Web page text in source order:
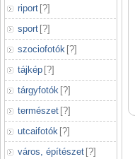
riport [?]
sport [?]
szociofotók [?]
tájkép [?]
tárgyfotók [?]
természet [?]
utcaifotók [?]
város, építészet [?]